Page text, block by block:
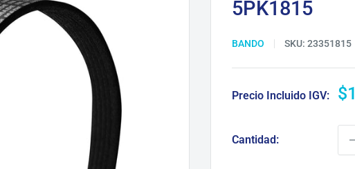
5PK1815
BANDO SKU: 23351815
Precio Incluido IGV:
Cantidad: